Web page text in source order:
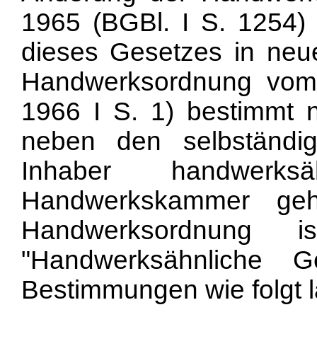
1965 (BGBl. I S.
dieses Gesetzes in
Handwerksordnung
1966 I S. 1) bestimmt
neben den
Inhaber
Handwerkskammer
"Handwerksähnliche
Bestimmungen wie folgt